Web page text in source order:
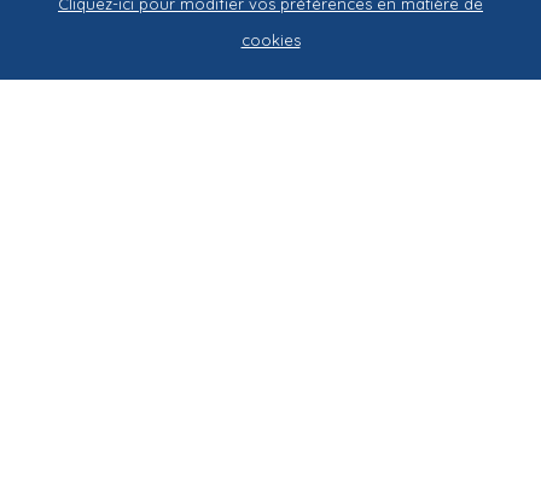
Cliquez-ici pour modifier vos préférences en matière de
cookies